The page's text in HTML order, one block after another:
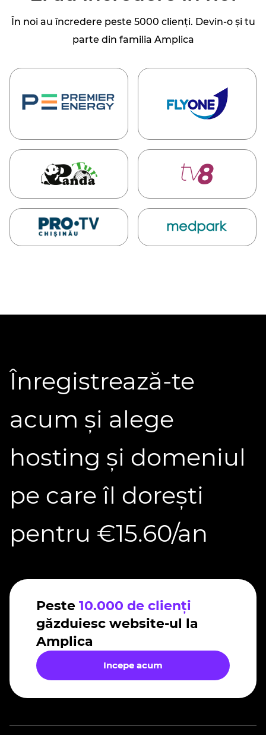
În noi au încredere peste 5000 clienți. Devin-o și tu
parte din familia Amplica
Înregistrează-te
acum și alege
hosting și domeniul
pe care îl dorești
pentru €15.60/an
Peste 10.000 de clienți
găzduiesc website-ul la
Amplica
Incepe acum